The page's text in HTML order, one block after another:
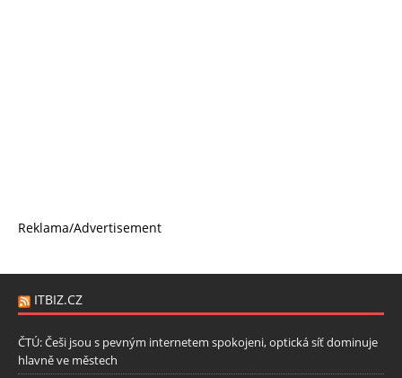
Reklama/Advertisement
ITBIZ.CZ
ČTÚ: Češi jsou s pevným internetem spokojeni, optická síť dominuje
hlavně ve městech